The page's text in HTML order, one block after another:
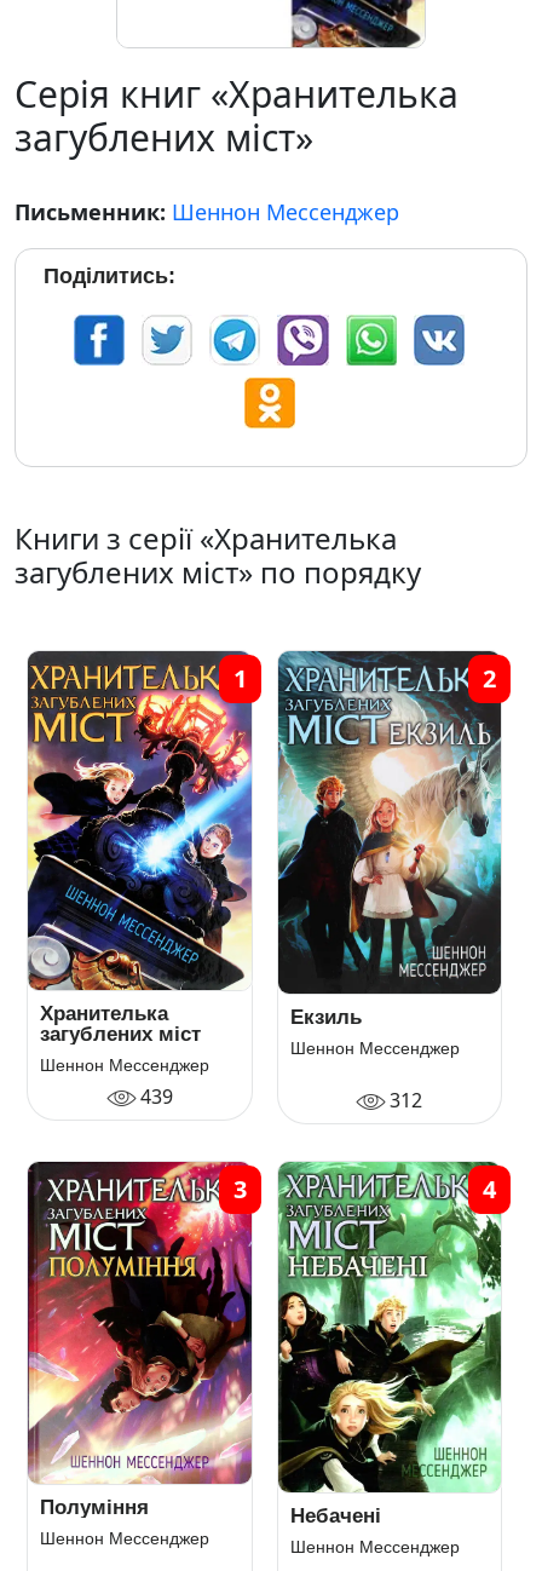
Серія книг «Хранителька
загублених міст»
Письменник: Шеннон Мессенджер
Поділитись:
Книги з серії «Хранителька
загублених міст» по порядку
Хранителька
загублених міст
Шеннон Мессенджер
439
1
Екзиль
Шеннон Мессенджер
312
2
Полуміння
Шеннон Мессенджер
3
Небачені
Шеннон Мессенджер
4